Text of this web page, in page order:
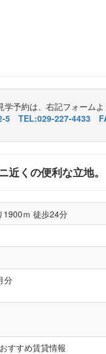
学予約は、右記フォーム
5 TEL:029-227-4433
近くの便利な立地。
1900ｍ 徒歩24分
分
すすめ賃貸情報